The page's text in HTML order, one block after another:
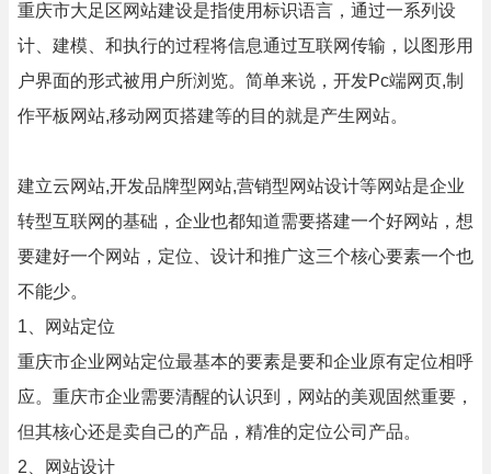
重庆市大足区网站建设是指使用标识语言，通过一系列设
计、建模、和执行的过程将信息通过互联网传输，以图形用
户界面的形式被用户所浏览。简单来说，开发Pc端网页,制
作平板网站,移动网页搭建等的目的就是产生网站。
建立云网站,开发品牌型网站,营销型网站设计等网站是企业
转型互联网的基础，企业也都知道需要搭建一个好网站，想
要建好一个网站，定位、设计和推广这三个核心要素一个也
不能少。
1、网站定位
重庆市企业网站定位最基本的要素是要和企业原有定位相呼
应。重庆市企业需要清醒的认识到，网站的美观固然重要，
但其核心还是卖自己的产品，精准的定位公司产品。
2、网站设计